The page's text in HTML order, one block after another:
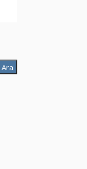
Ara